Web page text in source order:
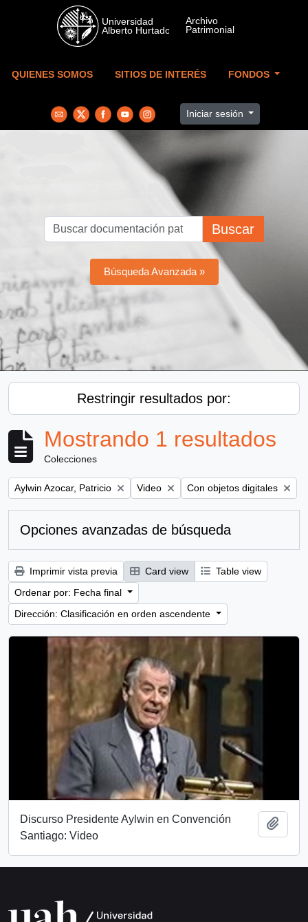
Skip to main content
QUIENES SOMOS SITIOS DE INTERÉS FONDOS
Iniciar sesión
Buscar
Búsqueda Avanzada »
Restringir resultados por:
Mostrando 1 resultados
Colecciones
Remove filter:
Aylwin Azocar, Patricio Remove filter:
Video Remove filter:
Con objetos digitales
Opciones avanzadas de búsqueda
Imprimir vista previa Card view
Table view
Ordenar por: Fecha final
Dirección: Clasificación en orden ascendente
Discurso Presidente Aylwin en Convención
Santiago: Video